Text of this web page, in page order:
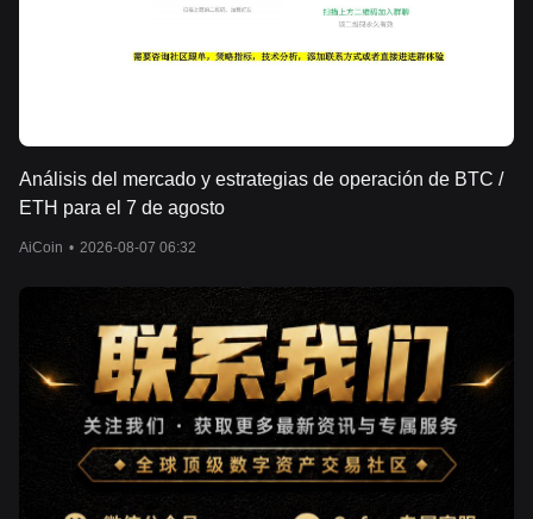
Análisis del mercado y estrategias de operación de BTC /
ETH para el 7 de agosto
AiCoin • 2026-08-07 06:32